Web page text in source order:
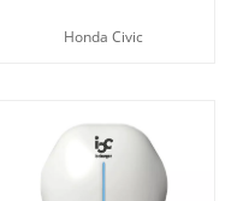
Honda Civic